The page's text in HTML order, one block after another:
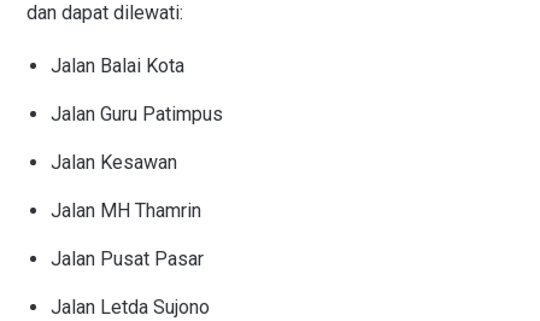
dan dapat dilewati:
Jalan Balai Kota
Jalan Guru Patimpus
Jalan Kesawan
Jalan MH Thamrin
Jalan Pusat Pasar
Jalan Letda Sujono